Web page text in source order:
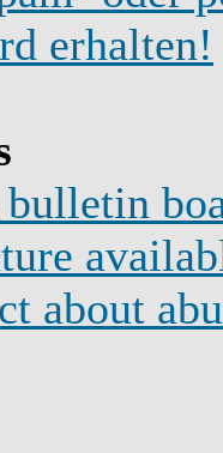
erhalten!
about